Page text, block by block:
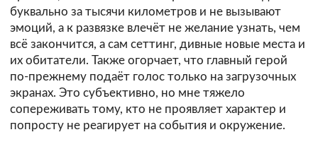
буквально за тысячи километров и не вызывают
эмоций, а к развязке влечёт не желание узнать, чем
всё закончится, а сам сеттинг, дивные новые места и
их обитатели. Также огорчает, что главный герой
по-прежнему подаёт голос только на загрузочных
экранах. Это субъективно, но мне тяжело
сопереживать тому, кто не проявляет характер и
попросту не реагирует на события и окружение.